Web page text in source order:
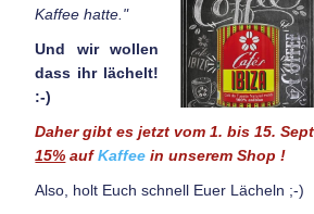
Kaffee hatte."
Und wir wollen
dass ihr lächelt!
:-)
Daher gibt es jetzt vom 1. bis 15.
15% aufKaffee in unserem Shop !
Also, holt Euch schnell Euer Lächeln ;-)